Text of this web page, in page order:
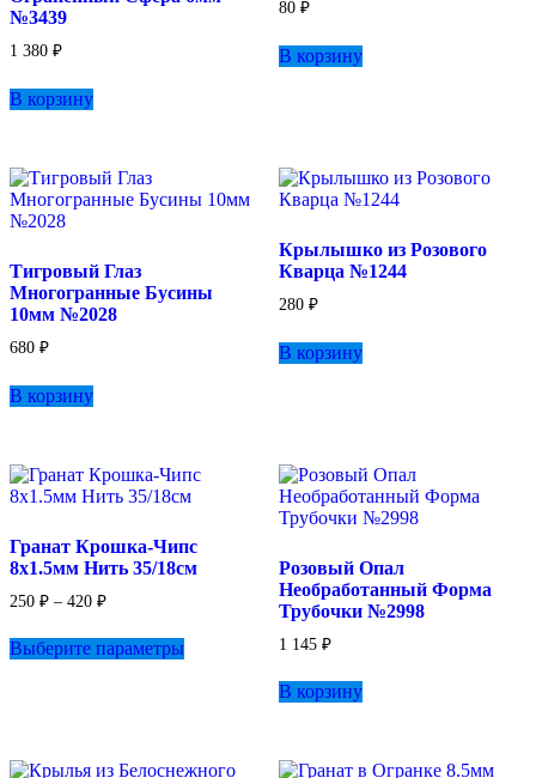
№3439
1 380 ₽
В корзину
80 ₽
В корзину
Тигровый Глаз
Многогранные Бусины
10мм №2028
680 ₽
В корзину
Крылышко из Розового
Кварца №1244
280 ₽
В корзину
Гранат Крошка-Чипс
8х1.5мм Нить 35/18см
250 ₽ – 420 ₽Диапазон
250 ₽
–
Выберите параметры
Розовый Опал
Необработанный Форма
Трубочки №2998
1 145 ₽
В корзину